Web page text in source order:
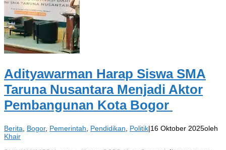
Adityawarman Harap Siswa SMA
Taruna Nusantara Menjadi Aktor
Pembangunan Kota Bogor
Berita Bogor, Pemerintah Pendidikan Politik|16 Oktober 2025oleh
Khair